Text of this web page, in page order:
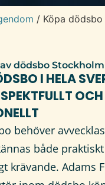
/ Köpa dödsbo
dödsbo Stockholm
I HELA
OCH
behöver
både
krävande. Adams